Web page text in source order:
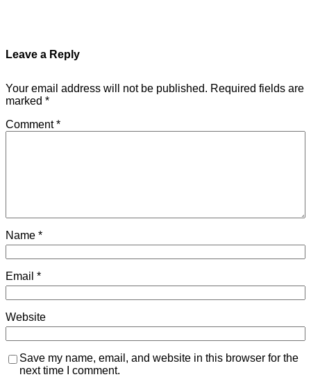
Leave a Reply
Your email address will not be published. Required fields are
marked *
Comment*
Name *
Email *
Website
Save my name, email, and website in this browser for the
next time I comment.